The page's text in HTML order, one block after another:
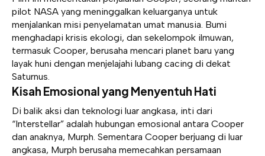
pilot NASA yang meninggalkan keluarganya untuk
menjalankan misi penyelamatan umat manusia. Bumi
menghadapi krisis ekologi, dan sekelompok ilmuwan,
termasuk Cooper, berusaha mencari planet baru yang
layak huni dengan menjelajahi lubang cacing di dekat
Saturnus.
Kisah Emosional yang Menyentuh Hati
Di balik aksi dan teknologi luar angkasa, inti dari
“Interstellar” adalah hubungan emosional antara Cooper
dan anaknya, Murph. Sementara Cooper berjuang di luar
angkasa, Murph berusaha memecahkan persamaan